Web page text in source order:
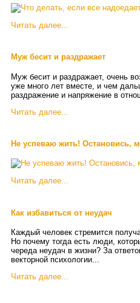
Читать далее...
Муж бесит и раздражает
Муж бесит и раздражает, очень
уже много лет вместе, и чем
раздражение и напряжение в
Читать далее...
Не успеваю жить! Остановись,
Читать далее...
Как избавиться от неудач
Каждый человек стремится
Но почему тогда есть люди,
череда неудач в жизни? За
векторной психологии...
Читать далее...